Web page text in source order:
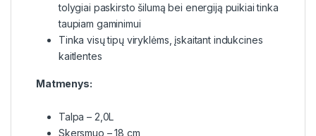
tolygiai paskirsto šilumą bei energiją puikiai tinka
taupiam gaminimui
Tinka visų tipų viryklėms, įskaitant indukcines
kaitlentes
Matmenys:
Talpa – 2,0L
Skersmuo – 18 cm